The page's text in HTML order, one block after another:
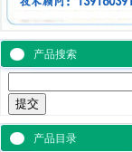
产品搜索
产品目录